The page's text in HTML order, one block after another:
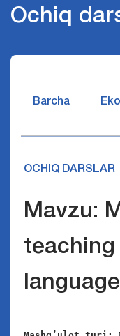
Ochiq
Barcha
OCHIQ DARSLAR
Mavzu:
teaching